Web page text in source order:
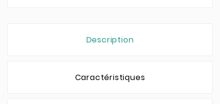
Description
Caractéristiques